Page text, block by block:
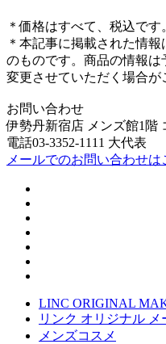
＊価格はすべて、税込です
＊本記事に掲載された情
のものです。商品の情報は
変更させていただく場合が
お問い合わせ
伊勢丹新宿店 メンズ館1階
電話03-3352-1111 大代表
メールでのお問い合わせは
LINC ORIGINAL
リンク オリジナル メ
メンズコスメ